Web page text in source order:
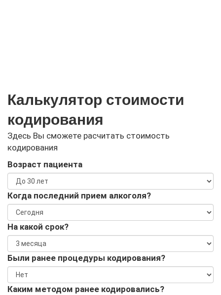
Калькулятор стоимости
кодирования
Здесь Вы сможете расчитать стоимость
кодирования
Возраст пациента
Когда последний прием алкоголя?
На какой срок?
Были ранее процедуры кодирования?
Каким методом ранее кодировались?